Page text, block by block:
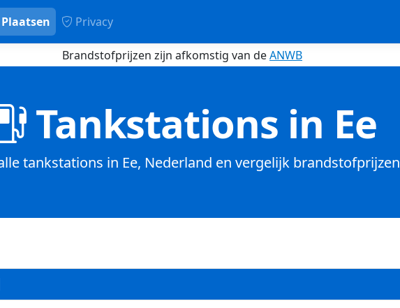
Privacy
Brandstofprijzen zijn afkomstig van deANWB
Tankstations in Ee
tankstations in Ee, Nederland en vergelijk brandstofprijzen